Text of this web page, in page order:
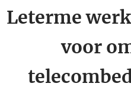
Leterme
voor